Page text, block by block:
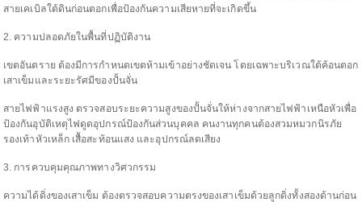
สายเคเบิลใต้ดินก่อนตอกเพื่อป้องกันความเสียหายที่จะเกิดขึ้น
2. ความปลอดภัยในพื้นที่ปฏิบัติงาน
เขตอันตราย ต้องมีการกำหนดเขตห้ามเข้าอย่างชัดเจน โดยเฉพาะบริเวณใต้ค้อนตอก
เสาเข็มและระยะรัศมีของปั้นจั่น
สายไฟฟ้าแรงสูง ตรวจสอบระยะความสูงของปั้นจั่นให้ห่างจากสายไฟฟ้าเหนือหัวเพื่อ
ป้องกันอุบัติเหตุไฟดูดอุปกรณ์ป้องกันส่วนบุคคล คนงานทุกคนต้องสวมหมวกนิรภัย
รองเท้าหัวเหล็ก เสื้อสะท้อนแสง และอุปกรณ์ลดเสียง
3. การควบคุมคุณภาพทางวิศวกรรม
ความได้ดิ่งของเสาเข็ม ต้องตรวจสอบความตรงของเสาเข็มด้วยลูกดิ่งทั้งสองด้านก่อน